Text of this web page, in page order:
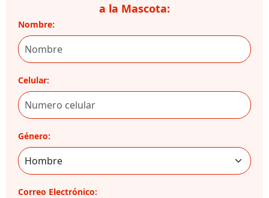
a la Mascota:
Nombre:
Celular:
Género:
Correo Electrónico: